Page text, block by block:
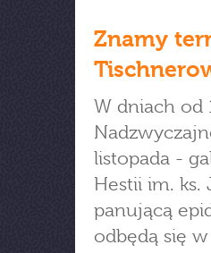
Znamy
W dniach od
listopada -
Hestii im. ks.
panującą
odbędą się